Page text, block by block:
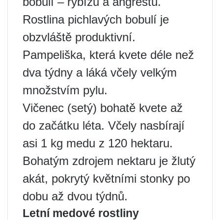
Rostlina pichlavých bobulí je
obzvláště produktivní.
Pampeliška, která kvete déle než
dva týdny a láká včely velkým
množstvím pylu.
Vičenec (setý) bohatě kvete až
do začátku léta. Včely nasbírají
asi 1 kg medu z 120 hektaru.
Bohatým zdrojem nektaru je žlutý
akát, pokrytý květními stonky po
dobu až dvou týdnů.
Letní medové rostliny